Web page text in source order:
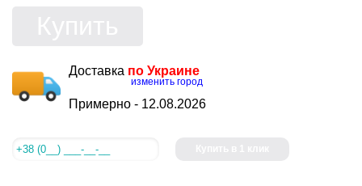
Доставка по Украине
изменить город
Примерно - 12.08.2026